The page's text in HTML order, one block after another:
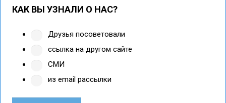
КАК ВЫ УЗНАЛИ О НАС?
Друзья посоветовали
ссылка на другом сайте
СМИ
из email рассылки